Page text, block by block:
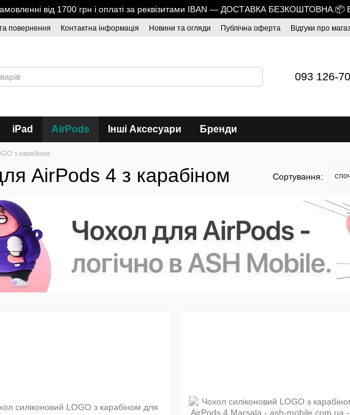
від 1700 грн і оплаті за реквізитами IBAN — ДОСТАВКА
повернення Контактна інформація Новини та огляди Публічна оферта Відгуки про
093 126-
iPad AirPods Інші Аксесуари Бренди
з карабіном
AirPods 4 з карабіном Сортування: